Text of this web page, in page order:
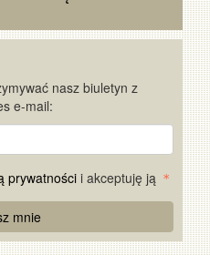
nasz biuletyn z
e-mail:
prywatności i akceptuję ją
mnie